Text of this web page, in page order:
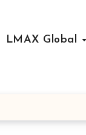
LMAX Global